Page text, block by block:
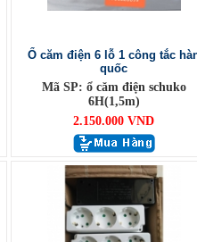
Ổ căm điện 6 lỗ 1 công tắc
quốc
Mã SP: ổ căm điện schuko
6H(1,5m)
2.150.000 VND